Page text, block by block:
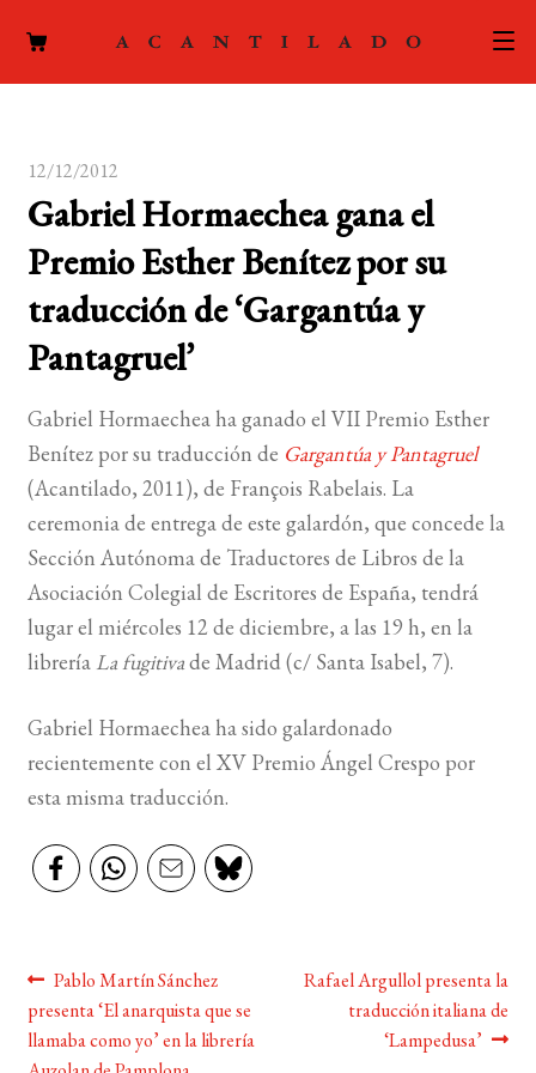
ACTUALIDAD
PODCAST
menú
FOREIGN RIGHTS
CONTACTO
MI CUENTA
BUSCAR
LISTA DE LIBROS
12/12/2012
Gabriel Hormaechea gana el
Premio Esther Benítez por su
traducción de ‘Gargantúa y
Pantagruel’
Gabriel Hormaechea ha ganado el VII Premio Esther
Benítez por su traducción de Gargantúa y Pantagruel
(Acantilado, 2011), de François Rabelais. La
ceremonia de entrega de este galardón, que concede la
Sección Autónoma de Traductores de Libros de la
Asociación Colegial de Escritores de España, tendrá
lugar el miércoles 12 de diciembre, a las 19 h, en la
librería La fugitivade Madrid (c/ Santa Isabel, 7).
Gabriel Hormaechea ha sido galardonado
recientemente con el XV Premio Ángel Crespo por
esta misma traducción.
Navegación
de
Anterior:
Pablo Martín Sánchez
presenta ‘El anarquista que se
llamaba como yo’ en la librería
Siguiente:
Rafael Argullol presenta la
traducción italiana de
‘Lampedusa’